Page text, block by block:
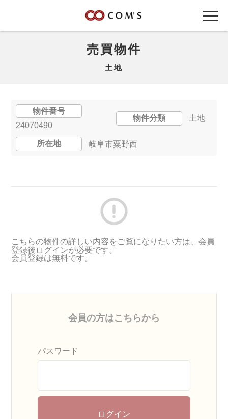
売買物件
土地
物件番号
24070490
物件分類 土地
所在地 岐阜市粟野西
こちらの物件の詳しい内容をご覧になりたい方は、会員
登録後ログインが必要です。
会員登録は無料です。
会員の方はこちらから
パスワード
ログイン